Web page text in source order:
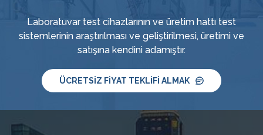
Laboratuvar test cihazlarının ve üretim hattı test
sistemlerinin araştırılması ve geliştirilmesi, üretimi ve
satışına kendini adamıştır.
ÜCRETSIZ FIYAT TEKLIFI ALMAK